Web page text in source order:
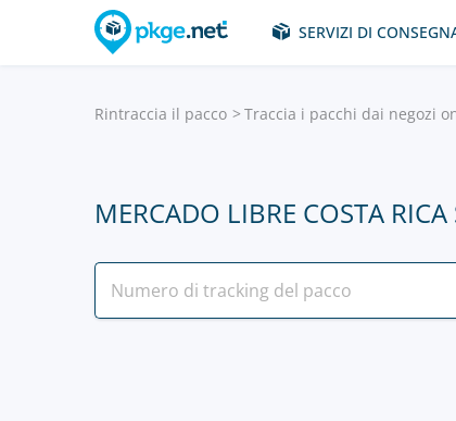
SERVIZI DI
Rintraccia il pacco Traccia i pacchi dai negozi
MERCADO LIBRE COSTA